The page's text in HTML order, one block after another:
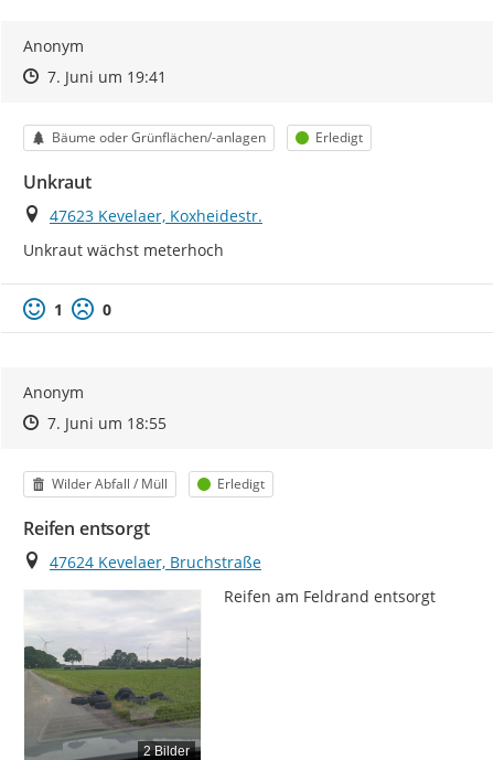
Anonym
Zeitpunkt des Erstellens
Zeitpunkt des Erstellens
7. Juni um 19:41
Kategorie
Bäume oder Grünflächen/-anlagen Status
Erledigt
Unkraut
Ort
47623 Kevelaer, Koxheidestr.
Unkraut wächst meterhoch
1 0
Anonym
Zeitpunkt des Erstellens
Zeitpunkt des Erstellens
7. Juni um 18:55Zur Äußerung
Kategorie
Wilder Abfall / Müll Status
Erledigt
Reifen entsorgt
Ort
47624 Kevelaer, Bruchstraße
2 Bilder
Reifen am Feldrand entsorgt